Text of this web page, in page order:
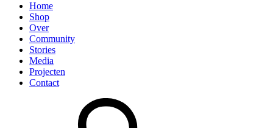
Home
Shop
Over
Community
Stories
Media
Projecten
Contact